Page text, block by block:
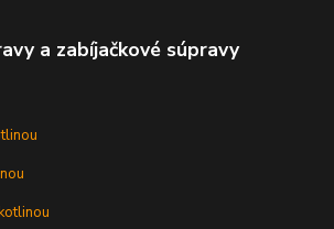
a zabíjačkové súpravy